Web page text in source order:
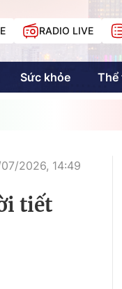
RADIO LIVE
Sức khỏe Thể
2026, 14:49
tiết